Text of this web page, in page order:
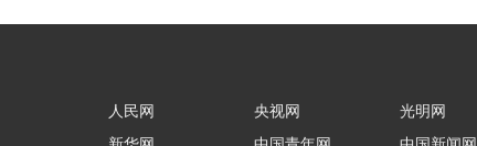
人民网
央视网
光明网